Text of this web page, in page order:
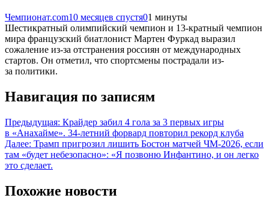
Чемпионат.com10 месяцев спустя01 минуты
Шестикратный олимпийский чемпион и 13-кратный чемпион
мира французский биатлонист Мартен Фуркад выразил
сожаление из-за отстранения россиян от международных
стартов. Он отметил, что спортсмены пострадали из-
за политики.
Навигация по записям
Предыдущая: Крайдер забил 4 гола за 3 первых игры
в «Анахайме». 34-летний форвард повторил рекорд клуба
Далее: Трамп пригрозил лишить Бостон матчей ЧМ-2026, если
там «будет небезопасно»: «Я позвоню Инфантино, и он легко
это сделает.
Похожие новости